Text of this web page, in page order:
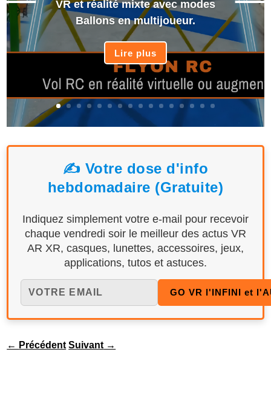
VR et réalité mixte avec modes
Ballons en multijoueur.
Lire plus
✍️ Votre dose d'info
hebdomadaire (Gratuite)
Indiquez simplement votre e-mail pour recevoir
chaque vendredi soir le meilleur des actus VR
AR XR, casques, lunettes, accessoires, jeux,
applications, tutos et astuces.
← Précédent Suivant →